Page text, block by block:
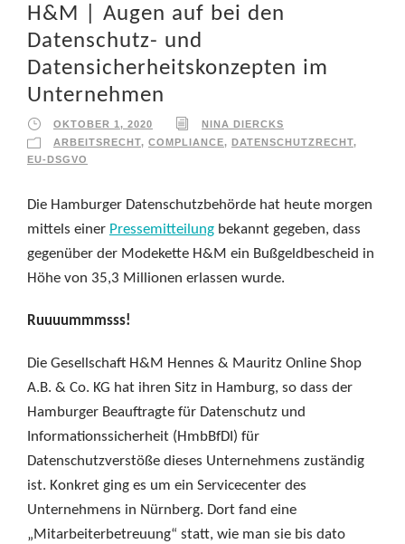
H&M | Augen auf bei den
Datenschutz- und
Datensicherheitskonzepten im
Unternehmen
OKTOBER 1, 2020
NINA DIERCKS
ARBEITSRECHT, COMPLIANCE, DATENSCHUTZRECHT,
EU-DSGVO
Die Hamburger Datenschutzbehörde hat heute morgen
mittels einer Pressemitteilung bekannt gegeben, dass
gegenüber der Modekette H&M ein Bußgeldbescheid in
Höhe von 35,3 Millionen erlassen wurde.
Ruuuummmsss!
Die Gesellschaft H&M Hennes & Mauritz Online Shop
A.B. & Co. KG hat ihren Sitz in Hamburg, so dass der
Hamburger Beauftragte für Datenschutz und
Informationssicherheit (HmbBfDI) für
Datenschutzverstöße dieses Unternehmens zuständig
ist. Konkret ging es um ein Servicecenter des
Unternehmens in Nürnberg. Dort fand eine
„Mitarbeiterbetreuung“ statt, wie man sie bis dato